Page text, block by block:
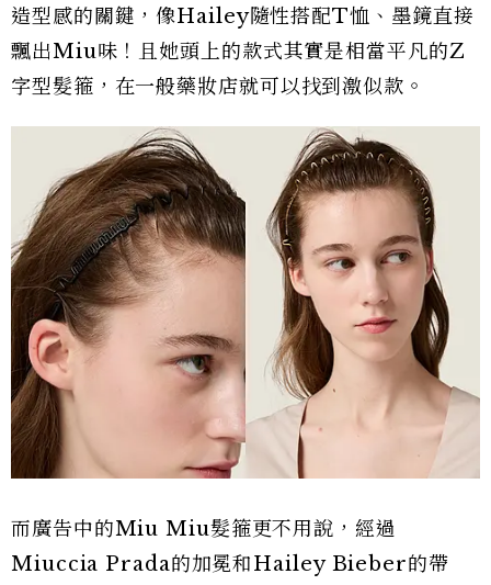
造型感的關鍵，像Hailey隨性搭配T恤、墨鏡直接
飄出Miu味！且她頭上的款式其實是相當平凡的Z
字型髮箍，在一般藥妝店就可以找到激似款。
而廣告中的Miu Miu髮箍更不用說，經過
Miuccia Prada的加冕和Hailey Bieber的帶